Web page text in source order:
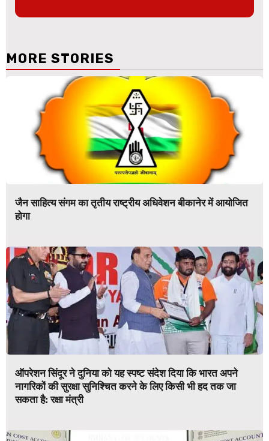
MORE STORIES
जैन साहित्य संगम का तृतीय राष्ट्रीय अधिवेशन बीकानेर में आयोजित
होगा
ऑपरेशन सिंदूर ने दुनिया को यह स्पष्ट संदेश दिया कि भारत अपने
नागरिकों की सुरक्षा सुनिश्चित करने के लिए किसी भी हद तक जा
सकता है: रक्षा मंत्री